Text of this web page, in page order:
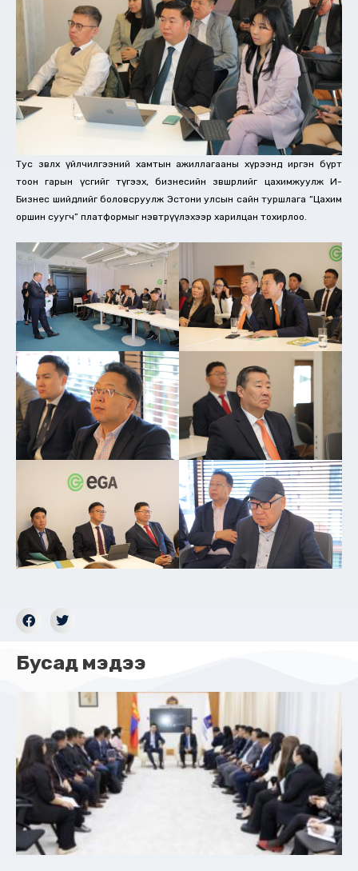
Тус зөвлөх үйлчилгээний хамтын ажиллагааны хүрээнд иргэн бүрт
тоон гарын үсгийг түгээх, бизнесийн зөвшөөрлийг цахимжуулж И-
Бизнес шийдлийг боловсруулж Эстони улсын сайн туршлага “Цахим
оршин суугч” платформыг нэвтрүүлэхээр харилцан тохирлоо.
Бусад мэдээ